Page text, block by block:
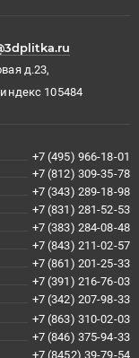
д.23,
105484
+7 (495) 966-18-01
+7 (812) 309-35-78
+7 (343) 289-18-98
+7 (831) 281-52-53
+7 (383) 284-08-48
+7 (843) 211-02-57
+7 (861) 201-25-33
+7 (391) 216-76-03
+7 (342) 207-98-33
+7 (863) 310-02-03
+7 (846) 375-94-33
+7 (8452) 39-79-54